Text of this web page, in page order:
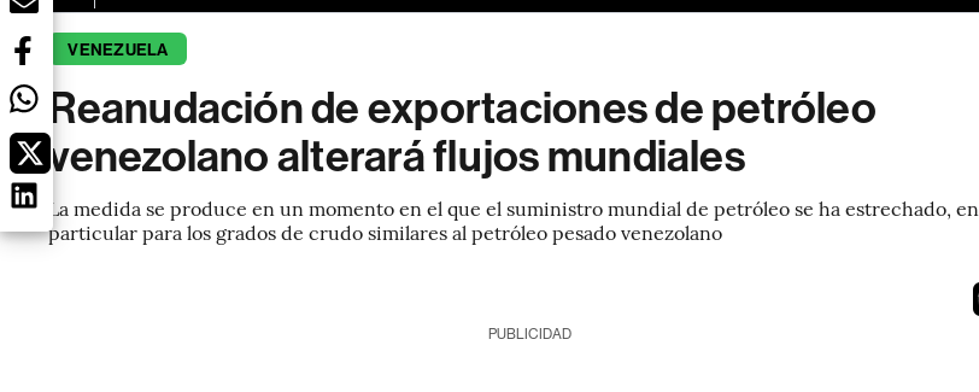
VENEZUELA
Reanudación de exportaciones de petróleo
venezolano alterará flujos mundiales
La medida se produce en un momento en el que el suministro mundial de petróleo se ha estrechado, en
particular para los grados de crudo similares al petróleo pesado venezolano
PUBLICIDAD